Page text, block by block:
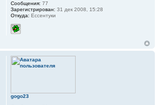
Сообщения: 77
Зарегистрирован: 31 дек 2008, 15:28
Откуда: Ессентуки
gogo23